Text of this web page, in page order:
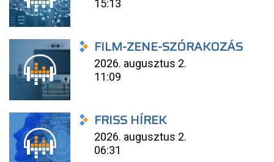
15:13
FILM-ZENE-SZÓRAKOZÁS
2026. augusztus 2.
11:09
FRISS HÍREK
2026. augusztus 2.
06:31